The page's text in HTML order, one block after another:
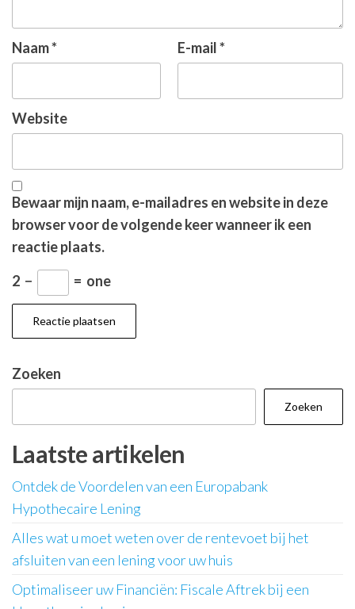
Naam* E-mail*
Website
Bewaar mijn naam, e-mailadres en website in deze
browser voor de volgende keer wanneer ik een
reactie plaats.
2 − = one
Zoeken
Zoeken
Laatste artikelen
Ontdek de Voordelen van een Europabank
Hypothecaire Lening
Alles wat u moet weten over de rentevoet bij het
afsluiten van een lening voor uw huis
Optimaliseer uw Financiën: Fiscale Aftrek bij een